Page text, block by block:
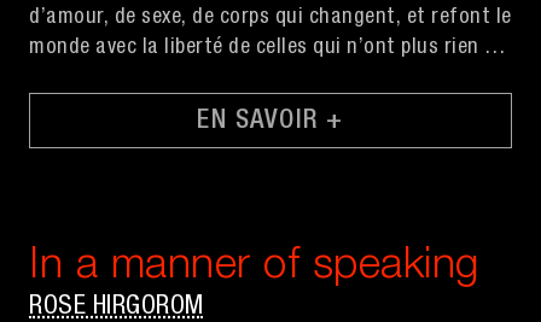
d’amour, de sexe, de corps qui changent, et refont le
monde avec la liberté de celles qui n’ont plus rien à
EN SAVOIR +
In a manner of speaking
ROSE HIRGOROM